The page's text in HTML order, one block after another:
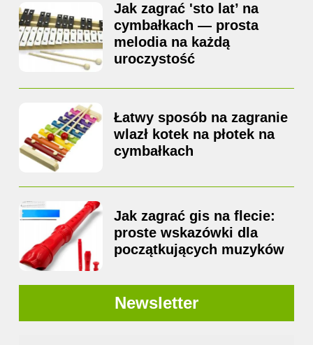
Jak zagrać 'sto lat’ na
cymbałkach — prosta
melodia na każdą
uroczystość
Łatwy sposób na zagranie
wlazł kotek na płotek na
cymbałkach
Jak zagrać gis na flecie:
proste wskazówki dla
początkujących muzyków
Newsletter